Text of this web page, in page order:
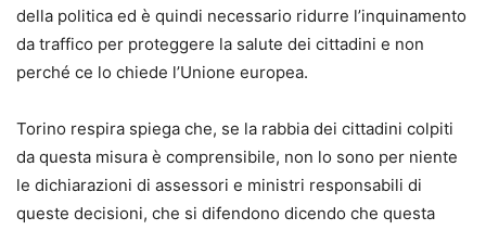
della politica ed è quindi necessario ridurre l’inquinamento
da traffico per proteggere la salute dei cittadini e non
perché ce lo chiede l’Unione europea.
Torino respira spiega che, se la rabbia dei cittadini colpiti
da questa misura è comprensibile, non lo sono per niente
le dichiarazioni di assessori e ministri responsabili di
queste decisioni, che si difendono dicendo che questa